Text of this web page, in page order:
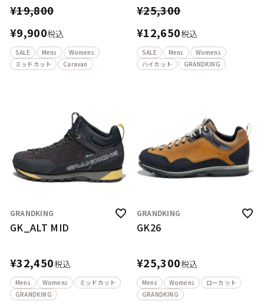
¥19,800
¥9,900税込
SALE Mens
Womens
ミッドカット
Caravan
¥25,300
¥12,650税込
SALE Mens
Womens
ハイカット
GRANDKING
GRANDKING
GK_ALT MID
¥32,450税込
Mens Womens
ミッドカット
GRANDKING
GRANDKING
GK26
¥25,300税込
Mens Womens
ローカット
GRANDKING